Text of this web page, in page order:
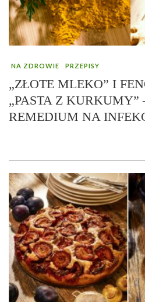
NA ZDROWIE PRZEPISY
„ZŁOTE MLEKO” I
„PASTA Z KURKUMY”
REMEDIUM NA